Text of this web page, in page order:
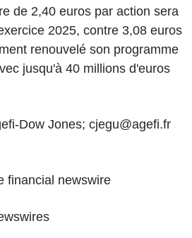
de 2,40 euros par action sera
2025, contre 3,08 euros
renouvelé son programme
jusqu'à 40 millions d'euros
Dow Jones; cjegu@agefi.fr
financial newswire